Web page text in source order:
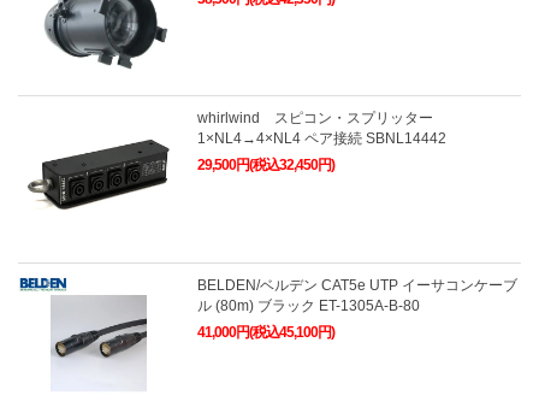
whirlwind スピコン・スプリッター
1×NL4→4×NL4 ペア接続 SBNL14442
29,500円(税込32,450円)
BELDEN/ベルデン CAT5e UTP イーサコンケーブ
ル (80m) ブラック ET-1305A-B-80
41,000円(税込45,100円)